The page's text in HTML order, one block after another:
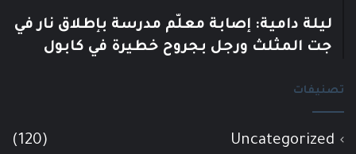
ليلة دامية: إصابة معلّم مدرسة بإطلاق نار في
جت المثلث ورجل بجروح خطيرة في كابول
تصنيفات
Uncategorized
(120)